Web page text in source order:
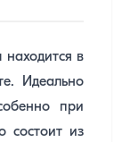
в
Идеально
при
состоит из